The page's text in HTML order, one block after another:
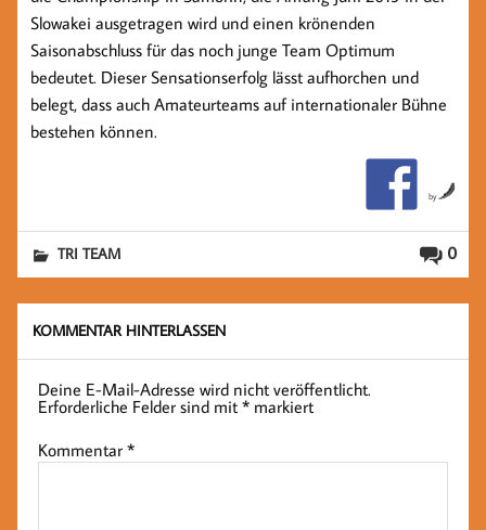
Slowakei ausgetragen wird und einen krönenden
Saisonabschluss für das noch junge Team Optimum
bedeutet. Dieser Sensationserfolg lässt aufhorchen und
belegt, dass auch Amateurteams auf internationaler Bühne
bestehen können.
by
0
TRI TEAM
KOMMENTAR HINTERLASSEN
Deine E-Mail-Adresse wird nicht veröffentlicht.
Erforderliche Felder sind mit* markiert
Kommentar*